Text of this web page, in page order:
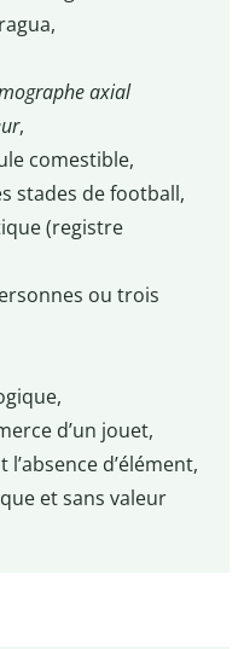
axial
,
comestible,
stades de football,
(registre
ou trois
d’un jouet,
d’élément,
et sans valeur